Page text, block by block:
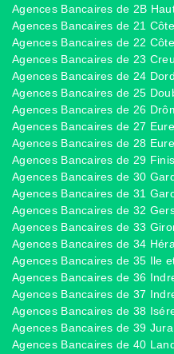
Agences Bancaires de 2B
Agences Bancaires de 21
Agences Bancaires de 22
Agences Bancaires de 23
Agences Bancaires de 24
Agences Bancaires de 25
Agences Bancaires de 26
Agences Bancaires de 27 Eure
Agences Bancaires de 28
Agences Bancaires de 29
Agences Bancaires de 30
Agences Bancaires de 31
Agences Bancaires de 32
Agences Bancaires de 33
Agences Bancaires de 34
Agences Bancaires de 35 Ile
Agences Bancaires de 36
Agences Bancaires de 37
Agences Bancaires de 38
Agences Bancaires de 39 Jura
Agences Bancaires de 40